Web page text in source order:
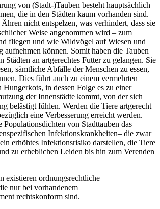
von (Stadt-)Tauben besteht hauptsächlich
die in den Städten kaum vorhanden sind.
nicht entspelzen, was verhindert, dass sie
Weise angenommen wird – zum
fliegen und wie Wildvögel auf Wiesen und
aufnehmen können. Somit haben die Tauben
an artgerechtes Futter zu gelangen. Sie
sämtliche Abfälle der Menschen zu essen,
Dies führt auch zu einem vermehrten
Hungerkots, in dessen Folge es zu einer
der Innenstädte kommt, von der sich
belästigt fühlen. Werden die Tiere artgerecht
eine Verbesserung erreicht werden.
Populationsdichten von Stadttauben das
Infektionskrankheiten– die zwar
erhöhtes Infektionsrisiko darstellen, die Tiere
zu erheblichen Leiden bis hin zum Verenden
existieren ordnungsrechtliche
nur bei vorhandenem
rechtskonform sind.